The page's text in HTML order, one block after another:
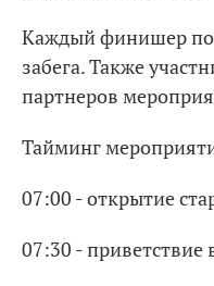
Каждый финишер
забега. Также
партнеров
Тайминг
07:00 - открытие
07:30 - приветствие